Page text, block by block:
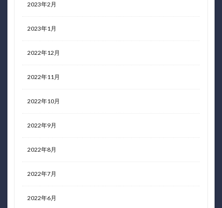
2023年2月
2023年1月
2022年12月
2022年11月
2022年10月
2022年9月
2022年8月
2022年7月
2022年6月